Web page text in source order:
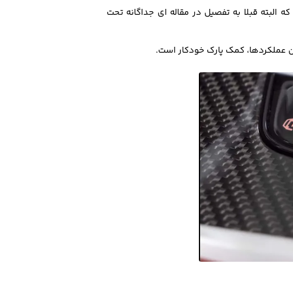
قبلا به تفصیل در مقاله ای جداگانه تحت
عملکردها، کمک پارک خودکار است.